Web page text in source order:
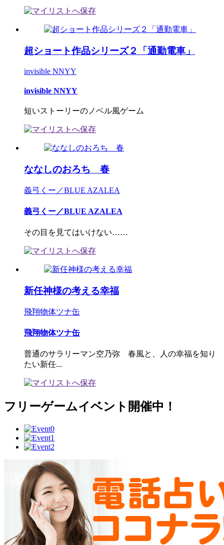
超ショート作品シリーズ２「通勤電車」
invisible NNYY
invisible NNYY
短いストーリーのノベル風ゲーム
ななしのおろち 春
義弓くー／BLUE AZALEA
義弓くー／BLUE AZALEA
その目を見てはいけない……
新任神様の考える幸福
飛翔物体ツナ缶
飛翔物体ツナ缶
普通のサラリーマン空乃弥 春風と、人の幸福を知り
たい新任...
フリーゲームイベント開催中！